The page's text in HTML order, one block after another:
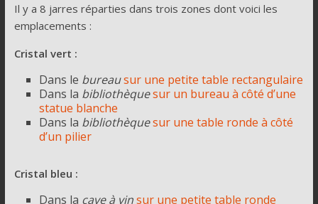
Il y a 8 jarres réparties dans trois zones dont voici les
emplacements :
Cristal vert :
Dans le bureausur une petite table rectangulaire
Dans la bibliothèquesur un bureau à côté d’une
statue blanche
Dans la bibliothèquesur une table ronde à côté
d’un pilier
Cristal bleu :
Dans la cave à vinsur une petite table ronde